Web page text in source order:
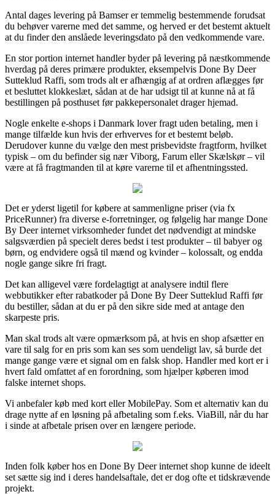
Antal dages levering på Bamser er temmelig bestemmende forudsat
du behøver varerne med det samme, og herved er det bestemt aktuelt
at du finder den anslåede leveringsdato på den vedkommende vare.
En stor portion internet handler byder på levering på næstkommende
hverdag på deres primære produkter, eksempelvis Done By Deer
Sutteklud Raffi, som trods alt er afhængig af at ordren aflægges før
et besluttet klokkeslæt, sådan at de har udsigt til at kunne nå at få
bestillingen på posthuset før pakkepersonalet drager hjemad.
Nogle enkelte e-shops i Danmark lover fragt uden betaling, men i
mange tilfælde kun hvis der erhverves for et bestemt beløb.
Derudover kunne du vælge den mest prisbevidste fragtform, hvilket
typisk – om du befinder sig nær Viborg, Farum eller Skælskør – vil
være at få fragtmanden til at køre varerne til et afhentningssted.
Det er yderst ligetil for købere at sammenligne priser (via fx
PriceRunner) fra diverse e-forretninger, og følgelig har mange Done
By Deer internet virksomheder fundet det nødvendigt at mindske
salgsværdien på specielt deres bedst i test produkter – til babyer og
børn, og endvidere også til mænd og kvinder – kolossalt, og endda
nogle gange sikre fri fragt.
Det kan alligevel være fordelagtigt at analysere indtil flere
webbutikker efter rabatkoder på Done By Deer Sutteklud Raffi før
du bestiller, sådan at du er på den sikre side med at antage den
skarpeste pris.
Man skal trods alt være opmærksom på, at hvis en shop afsætter en
vare til salg for en pris som kan ses som uendeligt lav, så burde det
mange gange være et signal om en falsk shop. Handler med kort er i
hvert fald omfattet af en forordning, som hjælper køberen imod
falske internet shops.
Vi anbefaler køb med kort eller MobilePay. Som et alternativ kan du
drage nytte af en løsning på afbetaling som f.eks. ViaBill, når du har
i sinde at afbetale prisen over en længere periode.
Inden folk køber hos en Done By Deer internet shop kunne de ideelt
set sætte sig ind i deres handelsaftale, det er dog ofte et tidskrævende
projekt.